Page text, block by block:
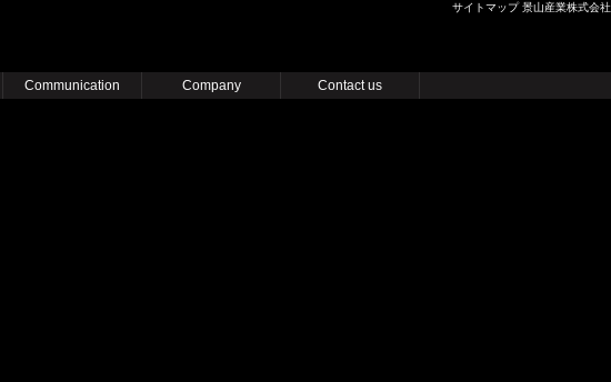
サイトマップ 景山産業株式会社
Communication Company Contact us